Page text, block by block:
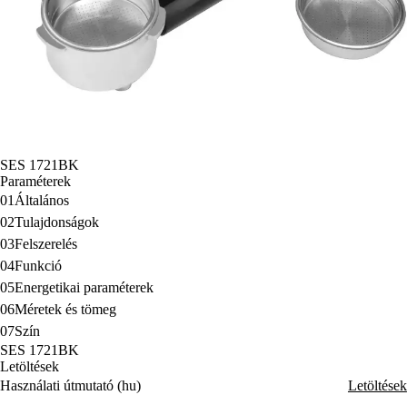
SES 1721BK
Paraméterek
01 Általános
02Tulajdonságok
03Felszerelés
04Funkció
05Energetikai paraméterek
06Méretek és tömeg
07Szín
SES 1721BK
Letöltések
Használati útmutató (hu)
Letöltések